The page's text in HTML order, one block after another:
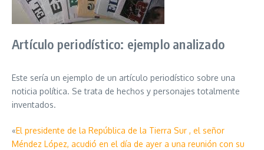
Artículo periodístico: ejemplo analizado
Este sería un ejemplo de un artículo periodístico sobre una
noticia política. Se trata de hechos y personajes totalmente
inventados.
«El presidente de la República de la Tierra Sur , el señor
Méndez López, acudió en el día de ayer a una reunión con su